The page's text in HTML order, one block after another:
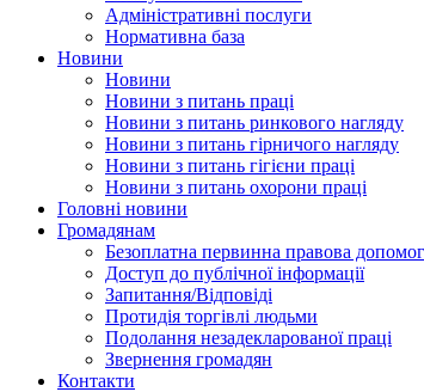
Адміністративні послуги
Нормативна база
Новини
Новини
Новини з питань праці
Новини з питань ринкового нагляду
Новини з питань гірничого нагляду
Новини з питань гігієни праці
Новини з питань охорони праці
Головні новини
Громадянам
Безоплатна первинна правова
Доступ до публічної інформації
Запитання/Відповіді
Протидія торгівлі людьми
Подолання незадекларованої праці
Звернення громадян
Контакти